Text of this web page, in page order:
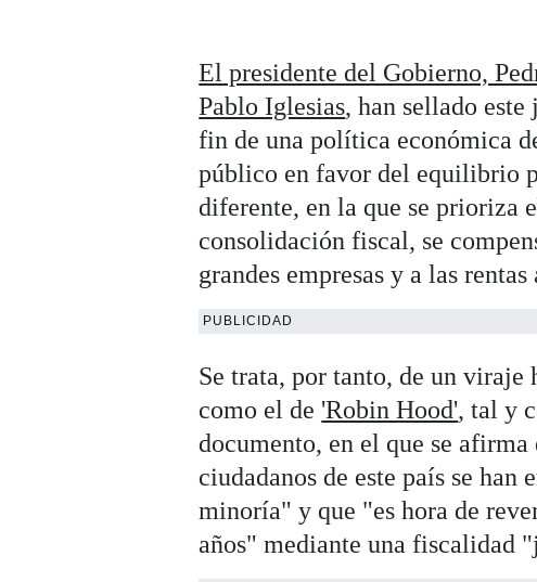
El presidente del Gobierno,
Pablo Iglesias, han sellado este
fin de una política económica
público en favor del equilibrio
diferente, en la que se prioriza
consolidación fiscal, se
grandes empresas y a las rentas
PUBLICIDAD
Se trata, por tanto, de un viraje
como el de 'Robin Hood', tal y
documento, en el que se
ciudadanos de este país se
minoría" y que "es hora de
años" mediante una fiscalidad